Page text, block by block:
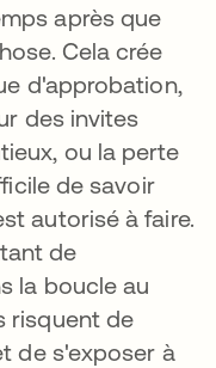
après que
Cela crée
d'approbation,
des invites
ou la perte
de savoir
autorisé à faire.
de
la boucle au
risquent de
de s'exposer à